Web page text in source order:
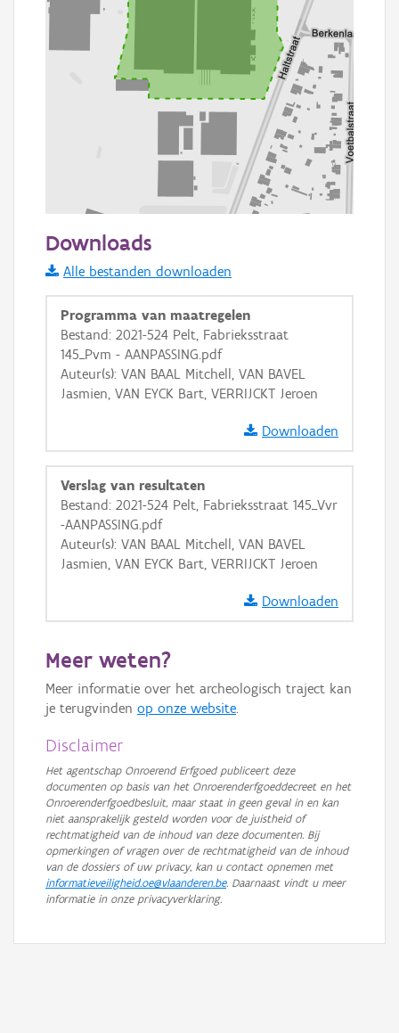
Informatie Vlaanderen
i
+ −
Basis Lagen
OSM-Basiskaart
Ortho
Downloads
Alle bestanden downloaden
Programma van maatregelen
Bestand: 2021-524 Pelt, Fabrieksstraat
145_Pvm - AANPASSING.pdf
Auteur(s): VAN BAAL Mitchell, VAN BAVEL
Jasmien, VAN EYCK Bart, VERRIJCKT Jeroen
Downloaden
Verslag van resultaten
Bestand: 2021-524 Pelt, Fabrieksstraat 145_Vvr
-AANPASSING.pdf
Auteur(s): VAN BAAL Mitchell, VAN BAVEL
Jasmien, VAN EYCK Bart, VERRIJCKT Jeroen
Downloaden
Meer weten?
Meer informatie over het archeologisch traject kan
je terugvinden op onze website.
Disclaimer
Het agentschap Onroerend Erfgoed publiceert deze
documenten op basis van het Onroerenderfgoeddecreet en het
Onroerenderfgoedbesluit, maar staat in geen geval in en kan
niet aansprakelijk gesteld worden voor de juistheid of
rechtmatigheid van de inhoud van deze documenten. Bij
opmerkingen of vragen over de rechtmatigheid van de inhoud
van de dossiers of uw privacy, kan u contact opnemen met
informatieveiligheid.oe@vlaanderen.be. Daarnaast vindt u meer
informatie in onze privacyverklaring.